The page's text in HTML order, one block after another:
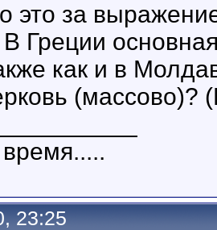
это за
В Греции
как и в
(массово)?
время.....
23:25